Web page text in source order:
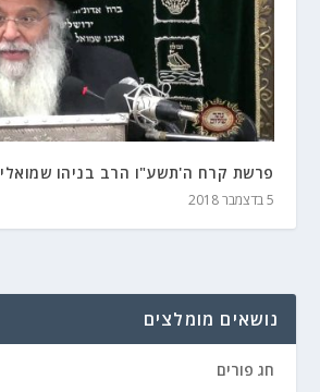
פרשת קרח ה'תשע"ו הרב בניהו שמואלי
5 בדצמבר 2018
נושאים מומלצים
חג פורים